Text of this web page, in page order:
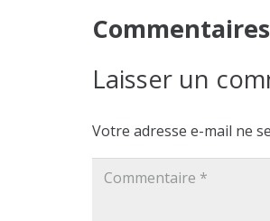
Laisser un
Votre adresse e-mail ne